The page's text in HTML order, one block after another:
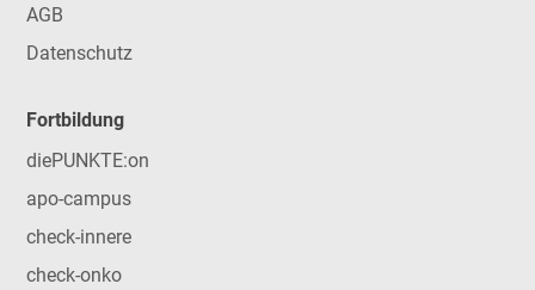
AGB
Datenschutz
Fortbildung
diePUNKTE:on
apo-campus
check-innere
check-onko